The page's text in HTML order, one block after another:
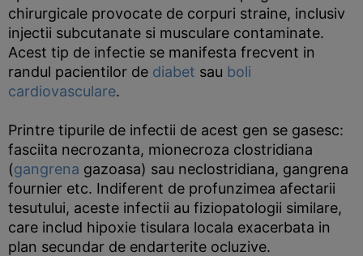
chirurgicale provocate de corpuri straine, inclusiv
injectii subcutanate si musculare contaminate.
Acest tip de infectie se manifesta frecvent in
randul pacientilor de diabet sau boli
cardiovasculare.
Printre tipurile de infectii de acest gen se gasesc:
fasciita necrozanta, mionecroza clostridiana
(gangrena gazoasa) sau neclostridiana, gangrena
fournier etc. Indiferent de profunzimea afectarii
tesutului, aceste infectii au fiziopatologii similare,
care includ hipoxie tisulara locala exacerbata in
plan secundar de endarterite ocluzive.